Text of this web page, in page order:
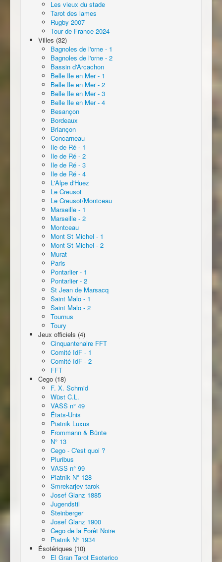
Les vieux du stade
Tarot des lames
Rugby 2007
Tour de France 2024
Villes (32)
Bagnoles de l'orne - 1
Bagnoles de l'orne - 2
Bassin d'Arcachon
Belle Ile en Mer - 1
Belle Ile en Mer - 2
Belle Ile en Mer - 3
Belle Ile en Mer - 4
Besançon
Bordeaux
Briançon
Concarneau
Ile de Ré - 1
Ile de Ré - 2
Ile de Ré - 3
Ile de Ré - 4
L'Alpe d'Huez
Le Creusot
Le Creusot/Montceau
Marseille - 1
Marseille - 2
Montceau
Mont St Michel - 1
Mont St Michel - 2
Murat
Paris
Pontarlier - 1
Pontarlier - 2
St Jean de Marsacq
Saint Malo - 1
Saint Malo - 2
Tournus
Toury
Jeux officiels (4)
Cinquantenaire FFT
Comité IdF - 1
Comité IdF - 2
FFT
Cego (18)
F. X. Schmid
Wüst C.L.
VASS n° 49
États-Unis
Piatnik Luxus
Frommann & Bünte
N° 13
Cego - C'est quoi ?
Pluribus
VASS n° 99
Piatnik N° 128
Smrekarjev tarok
Josef Glanz 1885
Jugendstil
Steinberger
Josef Glanz 1900
Cego de la Forêt Noire
Piatnik N° 1934
Ésotériques (10)
El Gran Tarot Esoterico